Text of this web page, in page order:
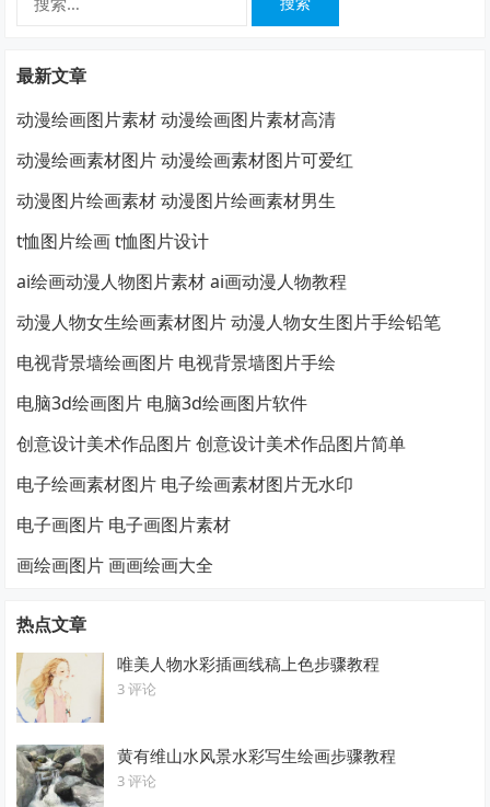
最新文章
动漫绘画图片素材 动漫绘画图片素材高清
动漫绘画素材图片 动漫绘画素材图片可爱红
动漫图片绘画素材 动漫图片绘画素材男生
t恤图片绘画 t恤图片设计
ai绘画动漫人物图片素材 ai画动漫人物教程
动漫人物女生绘画素材图片 动漫人物女生图片手绘铅笔
电视背景墙绘画图片 电视背景墙图片手绘
电脑3d绘画图片 电脑3d绘画图片软件
创意设计美术作品图片 创意设计美术作品图片简单
电子绘画素材图片 电子绘画素材图片无水印
电子画图片 电子画图片素材
画绘画图片 画画绘画大全
热点文章
唯美人物水彩插画线稿上色步骤教程
3 评论
黄有维山水风景水彩写生绘画步骤教程
3 评论